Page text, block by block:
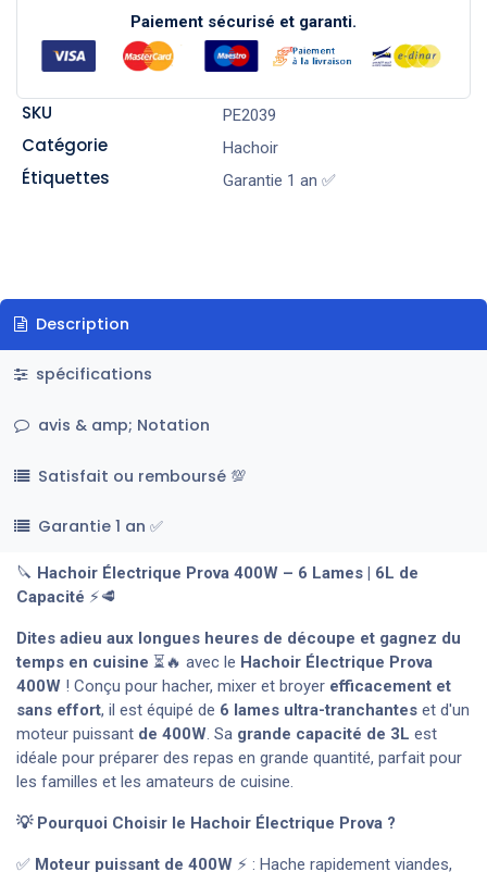
Paiement sécurisé et garanti.
SKU PE2039
Catégorie Hachoir
Étiquettes Garantie 1 an ✅
Description
spécifications
avis & amp; Notation
Satisfait ou remboursé 💯
Garantie 1 an ✅
🔪 Hachoir Électrique Prova 400W – 6 Lames | 6L de
Capacité ⚡🥩
Dites adieu aux longues heures de découpe et gagnez du
temps en cuisine ⏳🔥 avec le Hachoir Électrique Prova
400W ! Conçu pour hacher, mixer et broyer efficacement et
sans effort, il est équipé de 6 lames ultra-tranchantes et d'un
moteur puissant de 400W. Sa grande capacité de 3L est
idéale pour préparer des repas en grande quantité, parfait pour
les familles et les amateurs de cuisine.
💡 Pourquoi Choisir le Hachoir Électrique Prova ?
✅ Moteur puissant de 400W ⚡ : Hache rapidement viandes,